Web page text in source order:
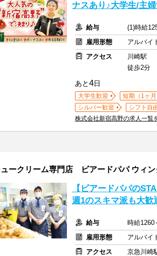
ナスあり♪大学生/主婦
給与
(1)時給
雇用形態
アルバイ
アクセス
川崎駅
徒歩2分
あと4日
大学生歓迎 短期（1ヶ月
シルバー歓迎
シフト自
株式会社新宿高野の求人一覧
ークリーム専門店 ビアードパパ ウィン
【ビアードパパの
週1のスキマ派も大歓
給与
時給1260
雇用形態
アルバイ
アクセス
京急川崎